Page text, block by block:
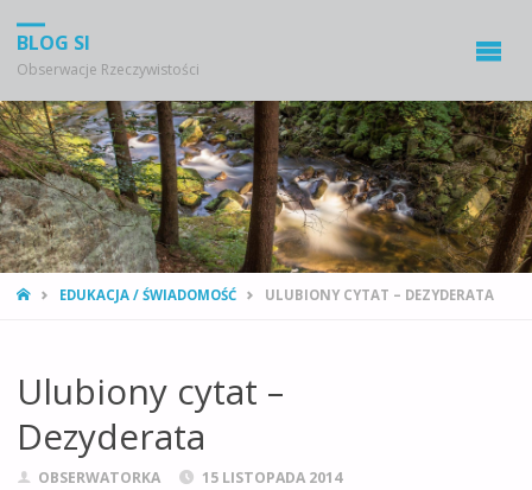
BLOG SI
Obserwacje Rzeczywistości
STRONA
EDUKACJA / ŚWIADOMOŚĆ ULUBIONY CYTAT – DEZYDERATA
Ulubiony cytat –
Dezyderata
OBSERWATORKA
15 LISTOPADA 2014